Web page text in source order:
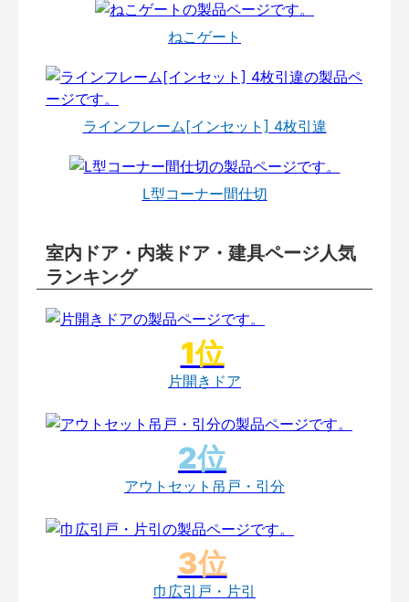
ねこゲート
ラインフレーム[インセット] 4枚引違
L型コーナー間仕切
室内ドア・内装ドア・建具ページ人気
ランキング
片開きドア
アウトセット吊戸・引分
巾広引戸・片引